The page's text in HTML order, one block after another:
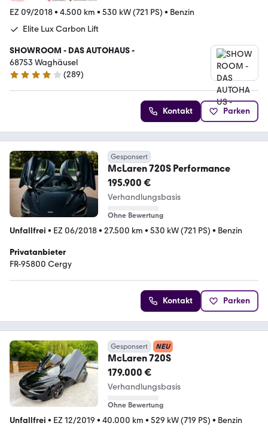
EZ 09/2018• 4.500 km • 530 kW (721 PS) • Benzin
Elite Lux Carbon Lift
SHOWROOM - DAS AUTOHAUS -
68753 Waghäusel
4.2 Sterne
(289)
Kontakt Parken
Gesponsert
McLaren 720S Performance
195.900 €
Verhandlungsbasis
Ohne Bewertung
Unfallfrei • EZ 06/2018• 27.500 km • 530 kW (721 PS) • Benzin
Privatanbieter
FR-95800 Cergy
Kontakt Parken
Gesponsert NEU
McLaren 720S
179.000 €
Verhandlungsbasis
Ohne Bewertung
Unfallfrei • EZ 12/2019 • 40.000 km • 529 kW (719 PS) • Benzin